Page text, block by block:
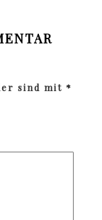
sind mit *